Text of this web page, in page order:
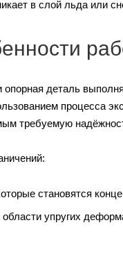
в слой льда или
опорная деталь
процесса
требуемую
становятся
упругих